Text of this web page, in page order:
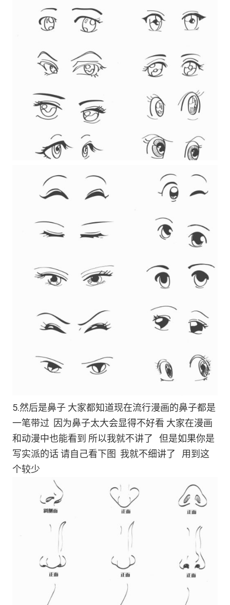
5.然后是鼻子 大家都知道现在流行漫画的鼻子都是
一笔带过 因为鼻子太大会显得不好看 大家在漫画
和动漫中也能看到 所以我就不讲了 但是如果你是
写实派的话 请自己看下图 我就不细讲了 用到这
个较少